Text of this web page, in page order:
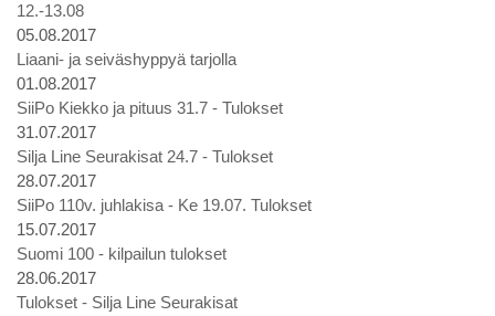
12.-13.08
05.08.2017
Liaani- ja seiväshyppyä tarjolla
01.08.2017
SiiPo Kiekko ja pituus 31.7 - Tulokset
31.07.2017
Silja Line Seurakisat 24.7 - Tulokset
28.07.2017
SiiPo 110v. juhlakisa - Ke 19.07. Tulokset
15.07.2017
Suomi 100 - kilpailun tulokset
28.06.2017
Tulokset - Silja Line Seurakisat